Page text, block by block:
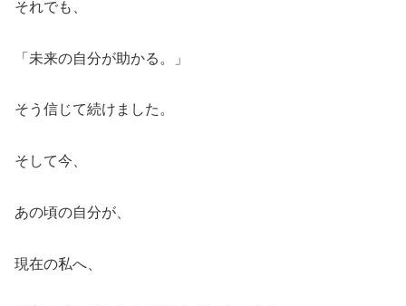
それでも、
「未来の自分が助かる。」
そう信じて続けました。
そして今、
あの頃の自分が、
現在の私へ、